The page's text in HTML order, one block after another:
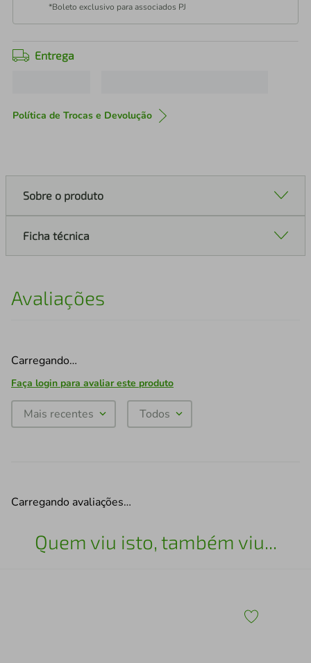
*Boleto exclusivo para associados PJ
Entrega
Política de Trocas e Devolução
Sobre o produto
Ficha técnica
Avaliações
Carregando…
Faça login para avaliar este produto
Mais recentes Todos
Carregando avaliações…
Quem viu isto, também viu...